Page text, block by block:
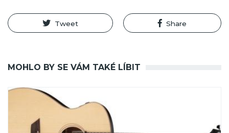
Tweet Share
MOHLO BY SE VÁM TAKÉ LÍBIT